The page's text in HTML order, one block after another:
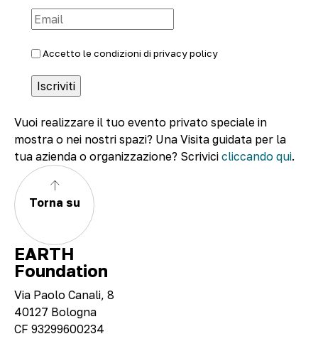
Accetto le condizioni di privacy policy
Vuoi realizzare il tuo evento privato speciale in
mostra o nei nostri spazi? Una Visita guidata per la
tua azienda o organizzazione? Scrivici cliccando qui.
Torna su
EARTH
Foundation
Via Paolo Canali, 8
40127 Bologna
CF 93299600234